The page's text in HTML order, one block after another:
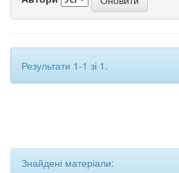
Результати 1-1 зі 1.
Знайдені матеріали: